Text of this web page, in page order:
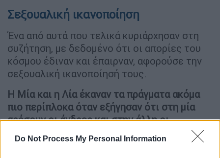
Do Not Process My Personal Information
Σεξουαλική ικανοποίηση
Ένα από αυτά που τελικά κυριάρχησαν στη
συζήτηση, με δεδομένο ότι οι απορίες του
κόσμου έδιναν και έπαιρναν, αφορούσε την
σεξουαλική ικανοποίησή τους.
Η Μία και η Λία έκαναν τα πράγματα ακόμα
πιο περίπλοκα όταν εξήγησαν ότι στη μία
αρέσουν οι άνδρες και στην άλλη οι